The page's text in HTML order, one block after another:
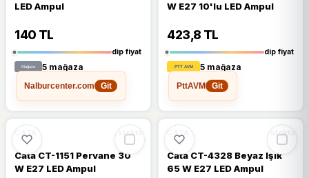
LED Ampul
140 TL
dip fiyat
5 mağaza
Nalburcenter.com
Git
W E27 10'lu LED Ampul
423,8 TL
dip fiyat
5 mağaza
PttAVM
Git
%22 %22 DÜŞTÜ
CATA stokta
Cata CT-1151 Pervane 30
W E27 LED Ampul
%42 %42 DÜŞTÜ
CATA stokta
Cata CT-4328 Beyaz Işık
65 W E27 LED Ampul